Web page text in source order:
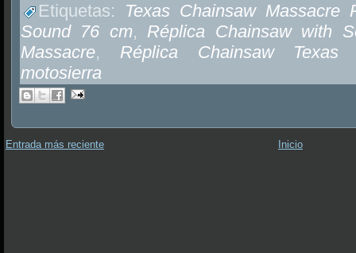
Etiquetas: Texas Chainsaw Massacre
Sound 76 cm, Réplica Chainsaw with
Massacre, Réplica Chainsaw Texas
motosierra
Entrada más reciente Inicio